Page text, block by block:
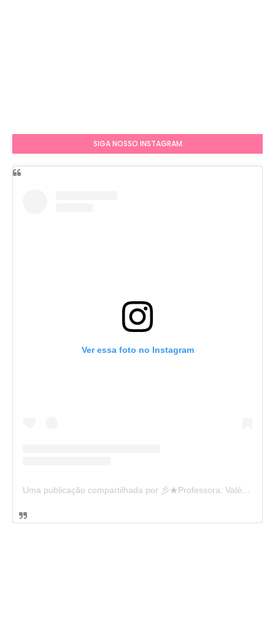
SIGA NOSSO INSTAGRAM
Ver essa foto no Instagram
Uma publicação compartilhada por 彡★Professora: Valéria·.¸¸.· (@ensinandocomcarinho)